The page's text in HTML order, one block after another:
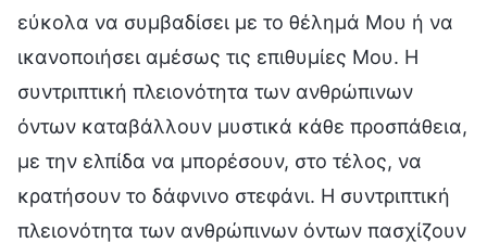
εύκολα να συμβαδίσει με το θέλημά Μου ή να
ικανοποιήσει αμέσως τις επιθυμίες Μου. Η
συντριπτική πλειονότητα των ανθρώπινων
όντων καταβάλλουν μυστικά κάθε προσπάθεια,
με την ελπίδα να μπορέσουν, στο τέλος, να
κρατήσουν το δάφνινο στεφάνι. Η συντριπτική
πλειονότητα των ανθρώπινων όντων πασχίζουν